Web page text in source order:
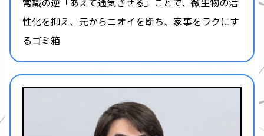
性化を抑え、元からニオイを断ち、家事をラクにす
るゴミ箱